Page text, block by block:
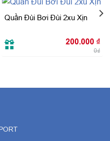
Quần Đùi Bơi Đùi 2xu Xịn
200.000 ₫
0₫